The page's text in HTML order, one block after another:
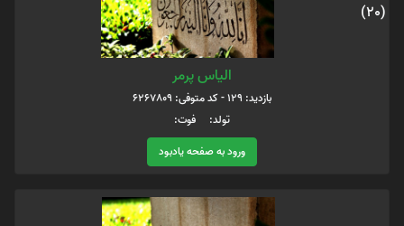
(20)
الیاس پرمر
بازدید: 129 - کد متوفی: 6267809
تولد: فوت:
ورود به صفحه یادبود